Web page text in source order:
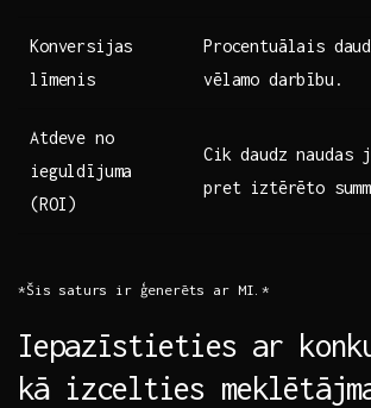
Konversijas
līmenis
Procentuālais
vēlamo darbību.
Atdeve no
ieguldījuma
(ROI)
Cik daudz naudas
pret iztērēto
*Šis ‍saturs ir ģenerēts ar MI.*
Iepazīstieties ar
kā izcelties